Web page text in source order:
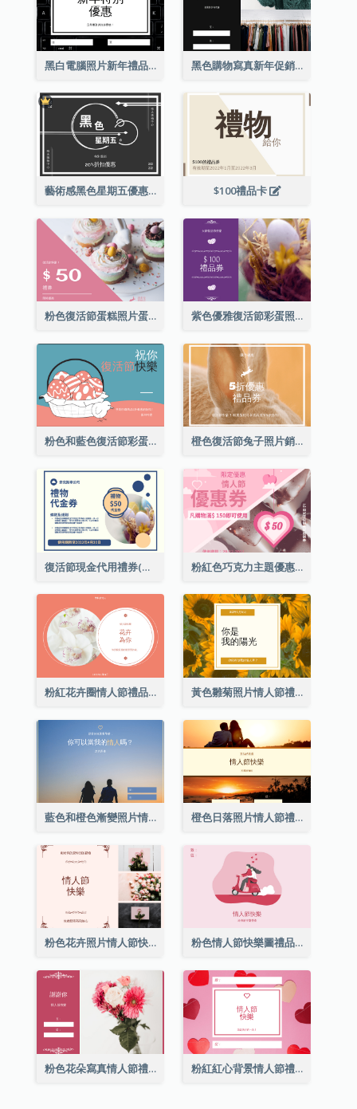
黑白電腦照片新年禮品卡 黑色購物寫真新年促銷禮品卡
藝術感黑色星期五優惠券 $100禮品卡
粉色復活節蛋糕照片蛋糕店禮品卡 紫色優雅復活節彩蛋照片禮品卡
粉色和藍色復活節彩蛋銷售禮品卡 橙色復活節兔子照片銷售禮品卡
復活節現金代用禮券(附使用細則) 粉紅色巧克力主題優惠券
粉紅花卉圈情人節禮品卡 黃色雛菊照片情人節禮品卡
藍色和橙色漸變照片情人節禮品卡 橙色日落照片情人節禮品卡
粉色花卉照片情人節快樂禮品卡 粉色情人節快樂圖禮品卡
粉色花朵寫真情人節禮品卡 粉紅紅心背景情人節禮品卡